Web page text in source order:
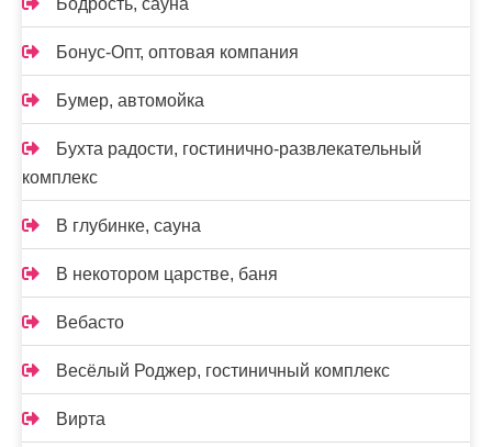
Бодрость, сауна
Бонус-Опт, оптовая компания
Бумер, автомойка
Бухта радости, гостинично-развлекательный
комплекс
В глубинке, сауна
В некотором царстве, баня
Вебасто
Весёлый Роджер, гостиничный комплекс
Вирта